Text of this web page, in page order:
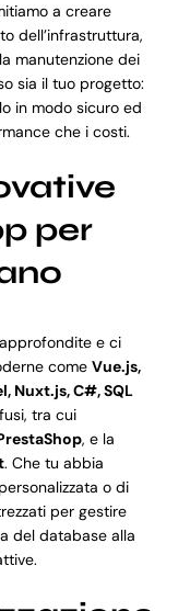
a creare
dell’infrastruttura,
manutenzione dei
sia il tuo progetto:
in modo sicuro ed
che i costi.
per
e ci
come Vue.js,
Nuxt.js, C#, SQL
tra cui
, e la
. Che tu abbia
o di
per gestire
del database alla